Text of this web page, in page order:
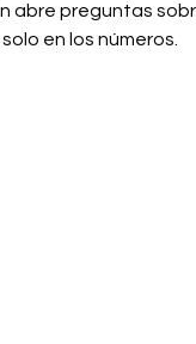
abre preguntas
en los números.